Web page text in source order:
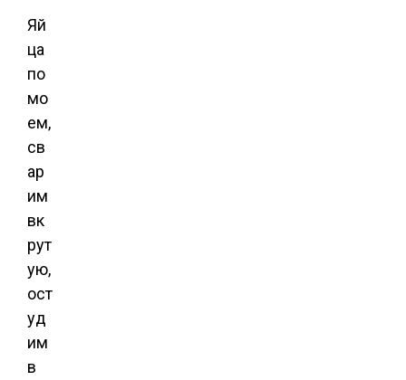
Яй
ца
по
мо
ем,
св
ар
им
вк
рут
ую,
ост
уд
им
в